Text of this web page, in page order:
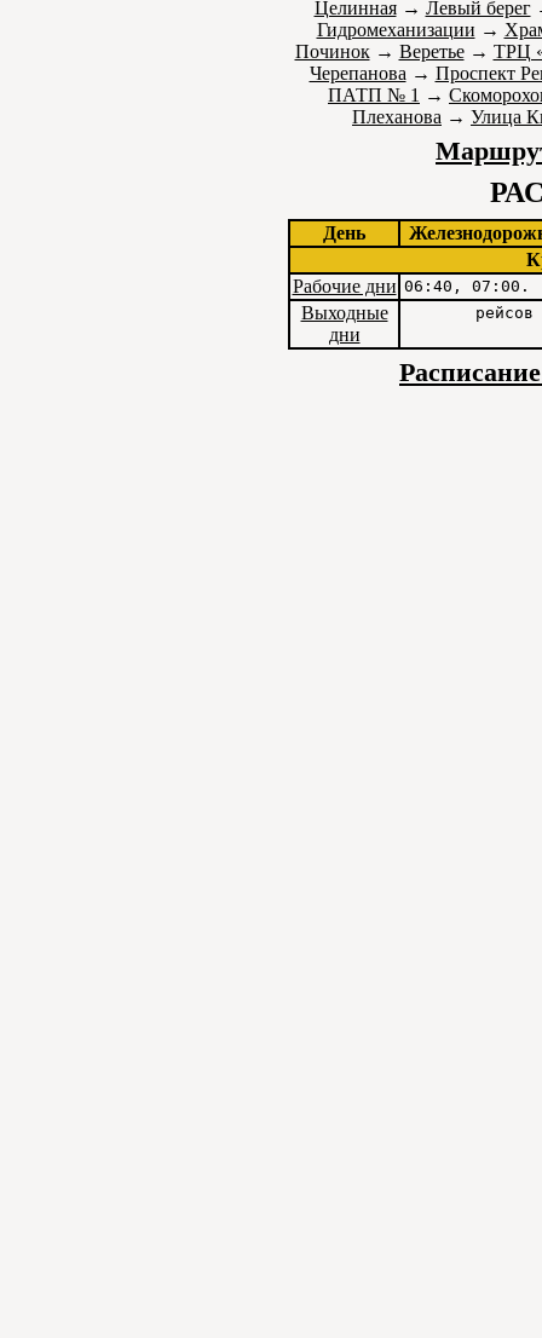
Целинная→ Левый берег
Гидромеханизации →
Починок→ Веретье→ ТРЦ
Черепанова → Проспект
ПАТП № 1 →
Плеханова → Улица
День
Рабочие дни 06:40, 07:00.
Выходные
дни
рейсов